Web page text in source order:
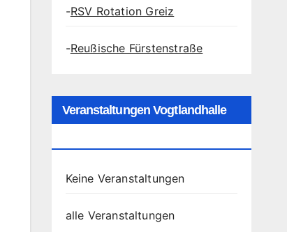
-RSV Rotation Greiz
-Reußische Fürstenstraße
Veranstaltungen Vogtlandhalle
Keine Veranstaltungen
alle Veranstaltungen